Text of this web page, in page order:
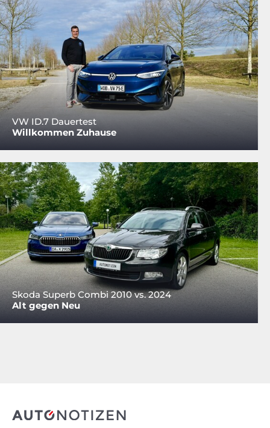
VW ID.7 Dauertest
Willkommen Zuhause
Skoda Superb Combi 2010 vs. 2024
Alt gegen Neu